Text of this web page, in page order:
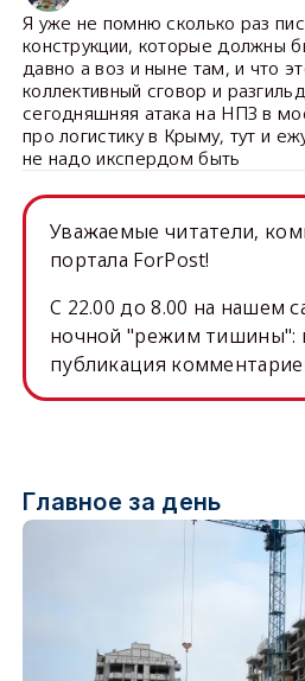
Я уже не помню сколько раз
конструкции, которые должны
давно а воз и ныне там, и что
коллективный сговор и
сегодняшняя атака на НПЗ в
про логистику в Крыму, тут и
не надо икспердом быть
Уважаемые читатели,
портала ForPost!
C 22.00 до 8.00 на нашем
ночной "режим тишины":
публикация
Главное за день